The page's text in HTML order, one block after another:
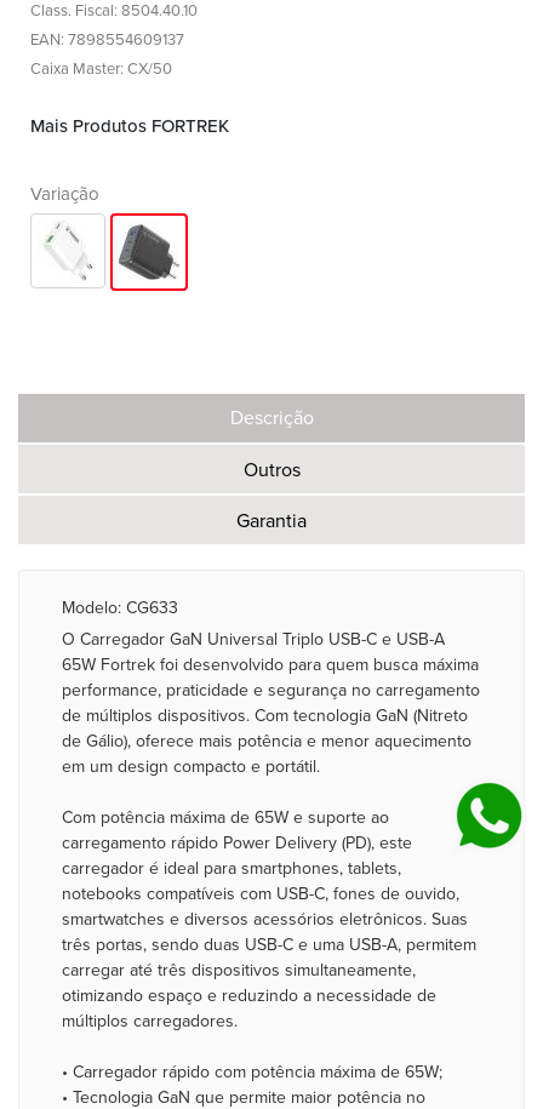
Class. Fiscal: 8504.40.10
EAN: 7898554609137
Caixa Master: CX/50
Mais Produtos FORTREK
Variação
Descrição
Outros
Garantia
Modelo: CG633
O Carregador GaN Universal Triplo USB-C e USB-A
65W Fortrek foi desenvolvido para quem busca máxima
performance, praticidade e segurança no carregamento
de múltiplos dispositivos. Com tecnologia GaN (Nitreto
de Gálio), oferece mais potência e menor aquecimento
em um design compacto e portátil.
Com potência máxima de 65W e suporte ao
carregamento rápido Power Delivery (PD), este
carregador é ideal para smartphones, tablets,
notebooks compatíveis com USB-C, fones de ouvido,
smartwatches e diversos acessórios eletrônicos. Suas
três portas, sendo duas USB-C e uma USB-A, permitem
carregar até três dispositivos simultaneamente,
otimizando espaço e reduzindo a necessidade de
múltiplos carregadores.
• Carregador rápido com potência máxima de 65W;
• Tecnologia GaN que permite maior potência no